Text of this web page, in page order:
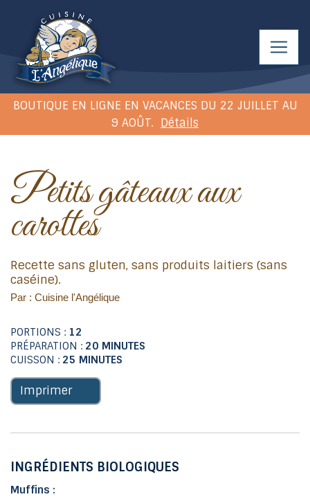
BOUTIQUE EN LIGNE EN VACANCES DU 22 JUILLET AU
9 AOÛT. Détails
Petits gâteaux aux
carottes
Recette sans gluten, sans produits laitiers (sans
caséine).
Par : Cuisine l'Angélique
PORTIONS : 12
PRÉPARATION : 20 MINUTES
CUISSON : 25 MINUTES
Imprimer
INGRÉDIENTS BIOLOGIQUES
Muffins :